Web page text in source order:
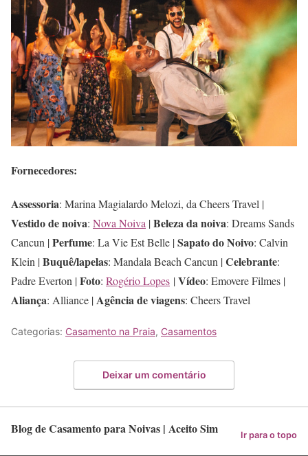
Fornecedores:
Assessoria: Marina Magialardo Melozi, da Cheers Travel |
Vestido de noiva: Nova Noiva |Beleza da noiva: Dreams Sands
Cancun |Perfume: La Vie Est Belle |Sapato do Noivo: Calvin
Klein |Buquê/lapelas: Mandala Beach Cancun |Celebrante:
Padre Everton |Foto: Rogério Lopes |Vídeo: Emovere Filmes |
Aliança: Alliance |Agência de viagens: Cheers Travel
Categorias: Casamento na Praia, Casamentos
Deixar um comentário
Blog de Casamento para Noivas | Aceito Sim Ir para o topo